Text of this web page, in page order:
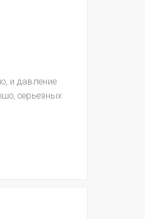
и давление
серьезных